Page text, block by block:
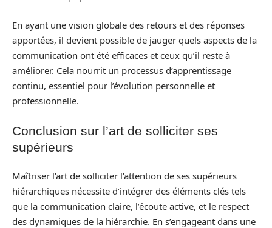
En ayant une vision globale des retours et des réponses
apportées, il devient possible de jauger quels aspects de la
communication ont été efficaces et ceux qu’il reste à
améliorer. Cela nourrit un processus d’apprentissage
continu, essentiel pour l’évolution personnelle et
professionnelle.
Conclusion sur l’art de solliciter ses
supérieurs
Maîtriser l’art de solliciter l’attention de ses supérieurs
hiérarchiques nécessite d’intégrer des éléments clés tels
que la communication claire, l’écoute active, et le respect
des dynamiques de la hiérarchie. En s’engageant dans une